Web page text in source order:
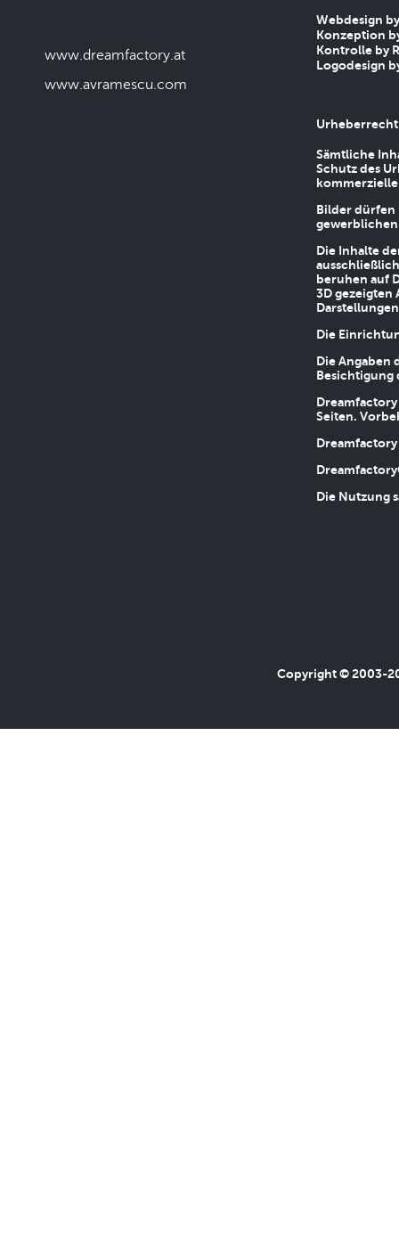
www.dreamfactory.at
www.avramescu.com
Webdesign
Konzeption
Kontrolle by
Logodesign
Urheberrecht
Sämtliche
Schutz des
Bilder dürfen
Die Inhalte
beruhen auf
3D gezeigten
Die
Die
Besichtigung
Seiten.
Die Nutzung
Copyright © 2003-